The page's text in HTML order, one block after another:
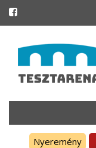
to
content
Nyeremény